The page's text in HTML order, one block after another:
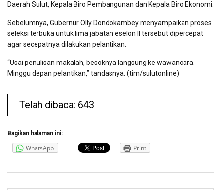
Daerah Sulut, Kepala Biro Pembangunan dan Kepala Biro Ekonomi.
Sebelumnya, Gubernur Olly Dondokambey menyampaikan proses
seleksi terbuka untuk lima jabatan eselon II tersebut dipercepat
agar secepatnya dilakukan pelantikan.
“Usai penulisan makalah, besoknya langsung ke wawancara.
Minggu depan pelantikan,” tandasnya. (tim/sulutonline)
Telah dibaca: 643
Bagikan halaman ini:
WhatsApp Print